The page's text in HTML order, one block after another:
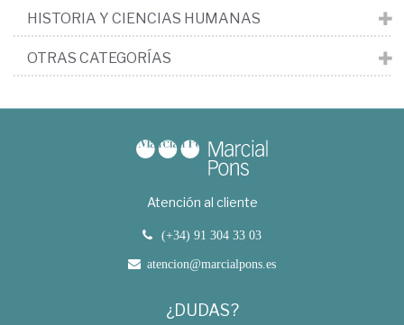
HISTORIA Y CIENCIAS HUMANAS
OTRAS CATEGORÍAS
Atención al cliente
(+34) 91 304 33 03
atencion@marcialpons.es
¿DUDAS?